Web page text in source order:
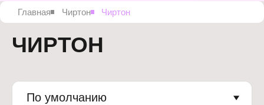
Главная Чиртон Чиртон
ЧИРТОН
По умолчанию